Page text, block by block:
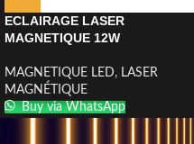
ECLAIRAGE LASER
MAGNETIQUE 12W
MAGNETIQUE LED, LASER
MAGNÉTIQUE
Buy via WhatsApp